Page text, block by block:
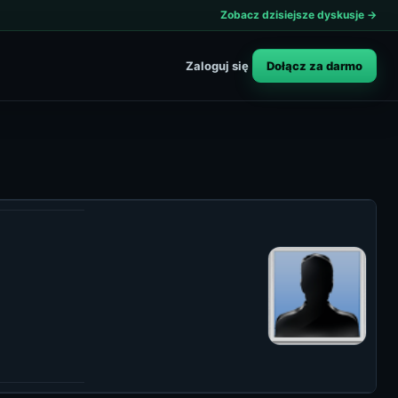
Zobacz dzisiejsze dyskusje →
Zaloguj się Dołącz za darmo